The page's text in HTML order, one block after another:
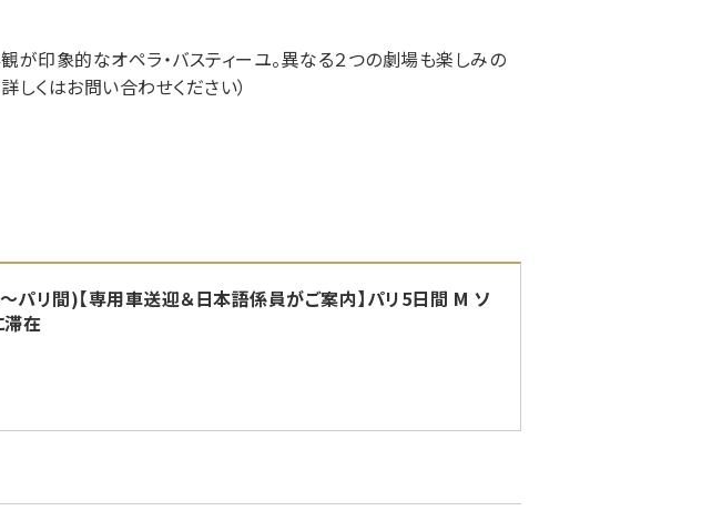
が印象的なオペラ・バスティーユ。異なる２つの劇場も楽しみの
しくはお問い合わせください）
リ間)【専用車送迎＆日本語係員がご案内】パリ5日間 M ソ
滞在